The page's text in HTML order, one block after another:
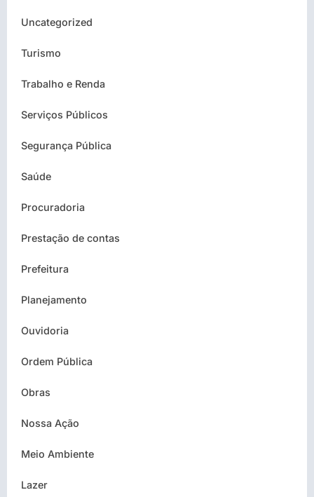
Uncategorized
Turismo
Trabalho e Renda
Serviços Públicos
Segurança Pública
Saúde
Procuradoria
Prestação de contas
Prefeitura
Planejamento
Ouvidoria
Ordem Pública
Obras
Nossa Ação
Meio Ambiente
Lazer